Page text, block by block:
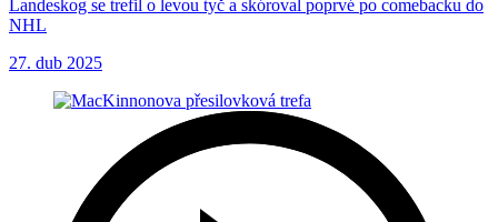
Landeskog se trefil o levou tyč a skóroval poprvé po comebacku do
NHL
27. dub 2025